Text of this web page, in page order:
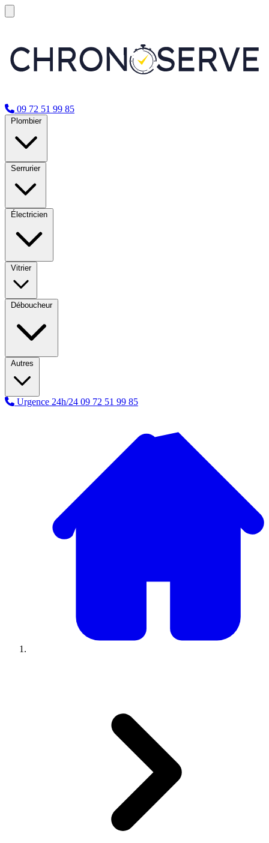
09 72 51 99 85
Plombier
Serrurier
Électricien
Vitrier
Déboucheur
Autres
Urgence 24h/24 09 72 51 99 85